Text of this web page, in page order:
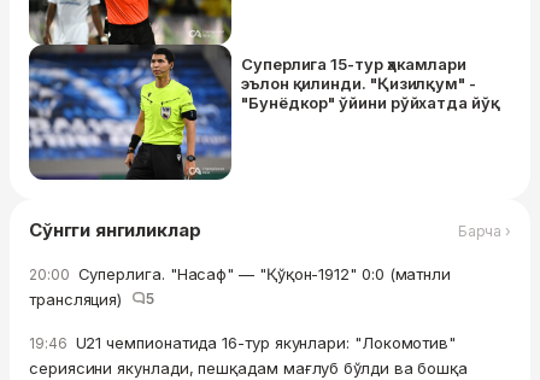
Суперлига 15-тур ҳакамлари
эълон қилинди. "Қизилқум" -
"Бунёдкор" ўйини рўйхатда йўқ
Сўнгги янгиликлар Барча ›
20:00 Суперлига. "Насаф" — "Қўқон-1912" 0:0 (матнли
трансляция)
5
19:46 U21 чемпионатида 16-тур якунлари: "Локомотив"
сериясини якунлади, пешқадам мағлуб бўлди ва бошқа